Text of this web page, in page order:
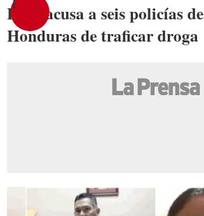
EUA acusa a seis policías de
Honduras de traficar droga